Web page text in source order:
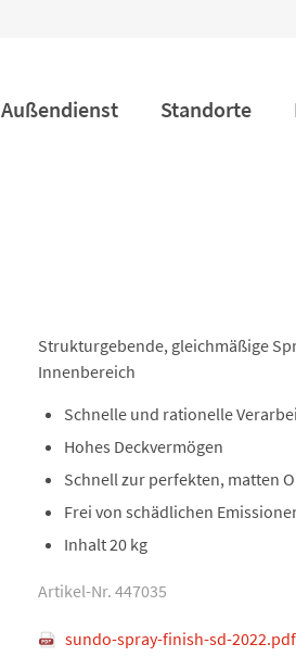
Außendienst Standorte
Strukturgebende, gleichmäßige
Innenbereich
Schnelle und rationelle
Hohes Deckvermögen
Schnell zur perfekten, matten
Frei von schädlichen
Inhalt 20 kg
Artikel-Nr. 447035
sundo-spray-finish-sd-2022.pdf